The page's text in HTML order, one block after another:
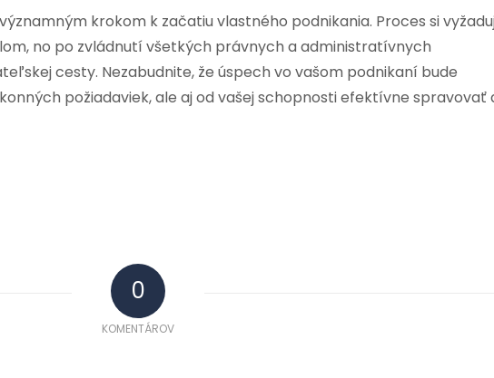
krokom k začatiu vlastného podnikania. Proces si
no po zvládnutí všetkých právnych a administratívnych
cesty. Nezabudnite, že úspech vo vašom podnikaní bude
požiadaviek, ale aj od vašej schopnosti efektívne spravovať
0
KOMENTÁROV